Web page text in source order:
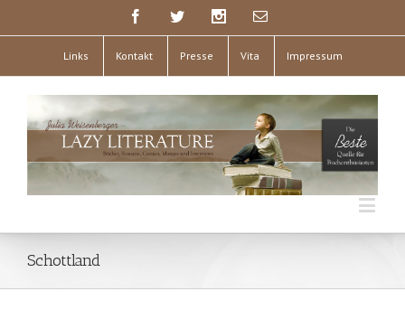
Links Kontakt Presse Vita Impressum
Schottland